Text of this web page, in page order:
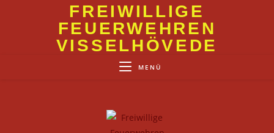
FREIWILLIGE
FEUERWEHREN
VISSELHÖVEDE
MENÜ